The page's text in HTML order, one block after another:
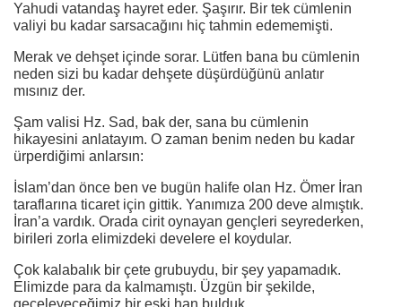
Yahudi vatandaş hayret eder. Şaşırır. Bir tek cümlenin
valiyi bu kadar sarsacağını hiç tahmin edememişti.
Merak ve dehşet içinde sorar. Lütfen bana bu cümlenin
neden sizi bu kadar dehşete düşürdüğünü anlatır
mısınız der.
Şam valisi Hz. Sad, bak der, sana bu cümlenin
hikayesini anlatayım. O zaman benim neden bu kadar
ürperdiğimi anlarsın:
İslam’dan önce ben ve bugün halife olan Hz. Ömer İran
taraflarına ticaret için gittik. Yanımıza 200 deve almıştık.
İran’a vardık. Orada cirit oynayan gençleri seyrederken,
birileri zorla elimizdeki develere el koydular.
Çok kalabalık bir çete grubuydu, bir şey yapamadık.
Elimizde para da kalmamıştı. Üzgün bir şekilde,